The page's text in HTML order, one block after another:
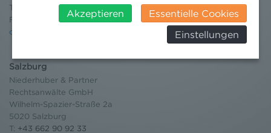
T:
+43 1 513 21 24-0
F: +43 1 513 21 24-300
office@nhp.eu
Salzburg
Niederhuber & Partner
Rechtsanwälte GmbH
Wilhelm-Spazier-Straße 2a
5020 Salzburg
T: +43 662 90 92 33
insbesondere das Risiko, dass ihre Daten durch US-
Behörden, zu Kontroll- und zu
Überwachungszwecken, verarbeitet werden und
werden können. Zudem finden Sie am
Bildschirmrand ein Cookie-Icon wo Sie jederzeit Ihre
Einwilligung widerrufen und Widerspruch ausüben.
Weitere Infomationen finden Sie hier:
Datenschutzerklärung
Akzeptieren
Essentielle Cookies
Einstellungen